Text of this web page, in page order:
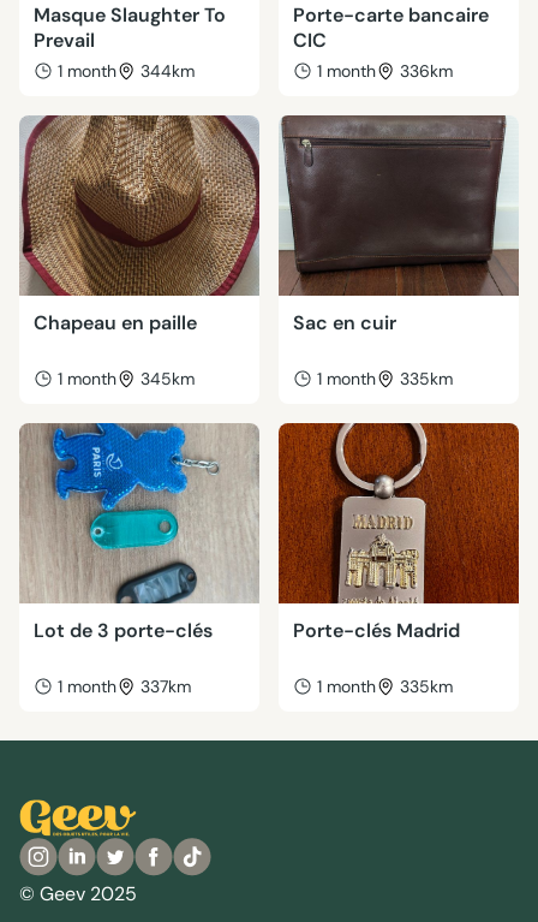
Masque Slaughter To
Prevail
1 month 344km
Porte-carte bancaire
CIC
1 month 336km
Chapeau en paille
1 month 345km
Sac en cuir
1 month 335km
Lot de 3 porte-clés
1 month 337km
Porte-clés Madrid
1 month 335km
© Geev 2025